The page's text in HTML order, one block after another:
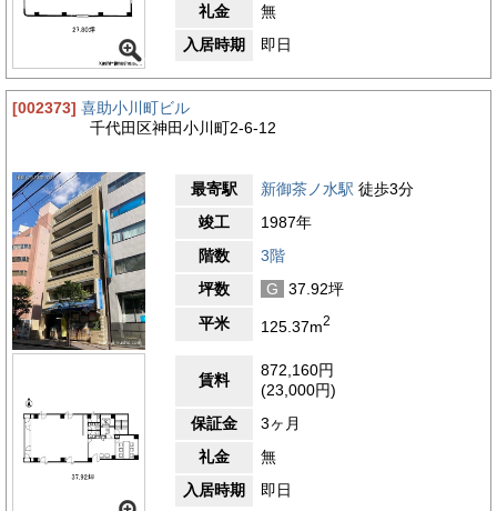
礼金
無
入居時期
即日
[002373] 喜助小川町ビル
千代田区神田小川町2-6-12
最寄駅 新御茶ノ水駅 徒歩3分
竣工
1987年
階数
3階
坪数
G
37.92坪
平米
125.37m2
賃料
872,160円
(23,000円)
保証金
3ヶ月
礼金
無
入居時期
即日